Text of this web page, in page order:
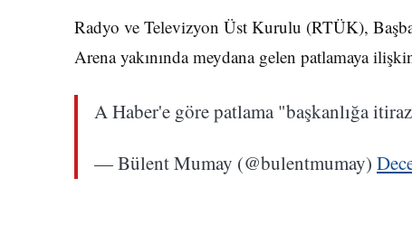
Radyo ve Televizyon Üst Kurulu (RTÜK),
Arena yakınında meydana gelen patlamaya
A Haber'e göre patlama "başkanlığa
— Bülent Mumay (@bulentmumay)